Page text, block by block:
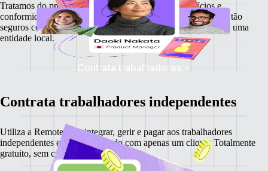
Tratamos do processamento salarial, impostos, benefícios e
conformidade locais para que os teus trabalhadores se sintam tão
seguros como o teu negócio: mesmo em países onde não tens uma
entidade local.
Contrata trabalhadores
Contrata trabalhadores independentes
Utiliza a Remote para integrar, gerir e pagar aos trabalhadores
independentes em todo o mundo com apenas um clique. Totalmente
gratuito, sem custos ocultos.